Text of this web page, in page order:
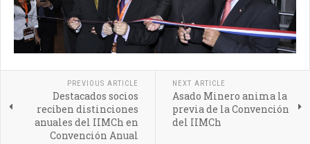
PREVIOUS ARTICLE
Destacados socios
reciben distinciones
anuales del IIMCh en
Convención Anual
NEXT ARTICLE
Asado Minero anima la
previa de la Convención
del IIMCh